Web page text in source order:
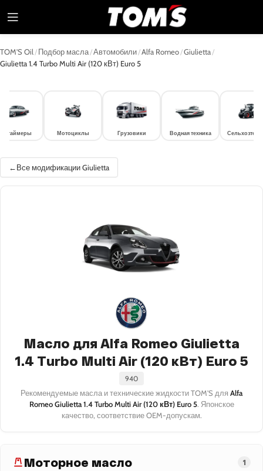
TOM'S Oil /Подбор масла/Автомобили/Alfa Romeo/Giulietta/
Giulietta 1.4 Turbo Multi Air (120 кВт) Euro 5
Мотоциклы Грузовики Водная техника
Все модификации Giulietta
Масло для Alfa Romeo Giulietta
1.4 Turbo Multi Air (120 кВт) Euro 5
940
Рекомендуемые масла и технические жидкости TOM'S для Alfa
Romeo Giulietta 1.4 Turbo Multi Air (120 кВт) Euro 5. Японское
качество, соответствие OEM-допускам.
Моторное масло 1